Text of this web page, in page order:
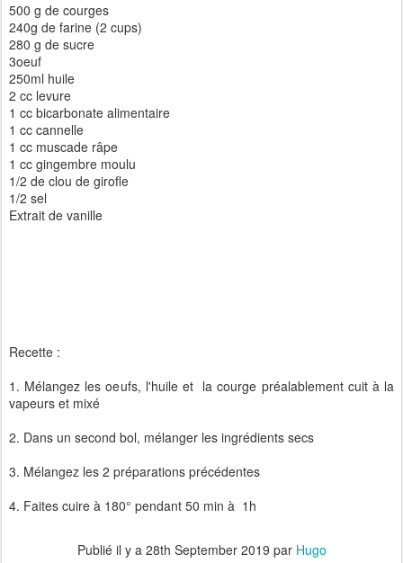
500 g de courges
240g de farine (2 cups)
280 g de sucre
3oeuf
250ml huile
2 cc levure
1 cc bicarbonate alimentaire
1 cc cannelle
1 cc muscade râpe
1 cc gingembre moulu
1/2 de clou de girofle
1/2 sel
Extrait de vanille
Recette :
1. Mélangez les oeufs, l'huile et la courge préalablement cuit à la
vapeurs et mixé
2. Dans un second bol, mélanger les ingrédients secs
3. Mélangez les 2 préparations précédentes
4. Faites cuire à 180° pendant 50 min à 1h
Publié il y a 28th September 2019 par Hugo